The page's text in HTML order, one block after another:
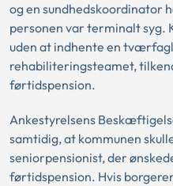
og en sundhedskoordinator
personen var terminalt syg.
uden at indhente en
rehabiliteringsteamet,
førtidspension.
Ankestyrelsens
samtidig, at kommunen
seniorpensionist, der
førtidspension. Hvis